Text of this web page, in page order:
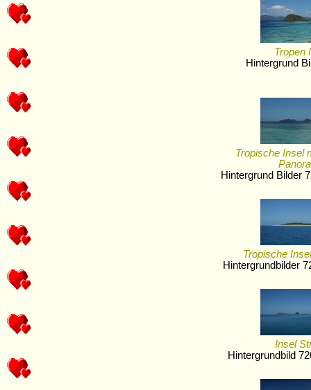
Tropen
Hintergrund
Tropische Insel
Hintergrund Bilder
Tropische
Hintergrundbilder
Insel
Hintergrundbild